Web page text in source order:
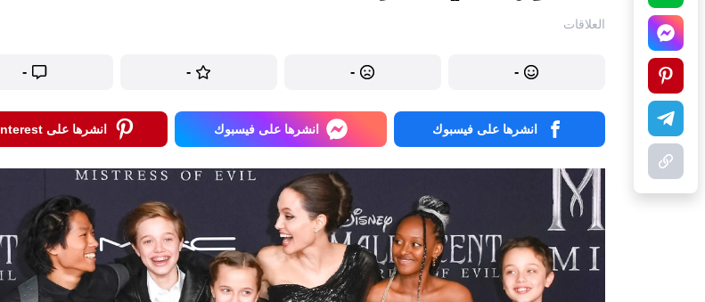
العلاقات
-
-
-
-
انشرها على فيسبوك انشرها على فيسبوك انشرها على Pinterest